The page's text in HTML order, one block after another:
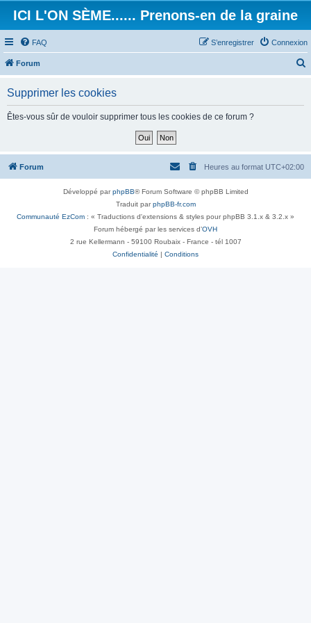
ICI L'ON SÈME...... Prenons-en de la graine
FAQ Connexion
S’enregistrer
Forum
h
Supprimer les cookies
Êtes-vous sûr de vouloir supprimer tous les cookies de ce forum ?
Forum Heures au format UTC+02:00
Développé parphpBB® Forum Software © phpBB Limited
Traduit parphpBB-fr.com
Communauté EzCom : « Traductions d'extensions & styles pour phpBB 3.1.x & 3.2.x »
Forum hébergé par les services d’OVH
2 rue Kellermann - 59100 Roubaix - France - tél 1007
Confidentialité | Conditions